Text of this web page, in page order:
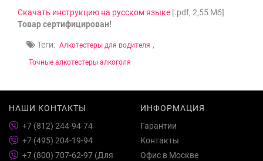
Скачать инструкцию на русском языке [.pdf, 2,55 Мб]
Товар сертифицирован!
Теги: Алкотестеры для водителя ,
Точные алкотестеры алкоголя
НАШИ КОНТАКТЫ
+7 (812) 244-94-74
+7 (495) 204-19-94
+7 (800) 707-62-97 (Для
ИНФОРМАЦИЯ
Гарантии
Контакты
Офис в Москве